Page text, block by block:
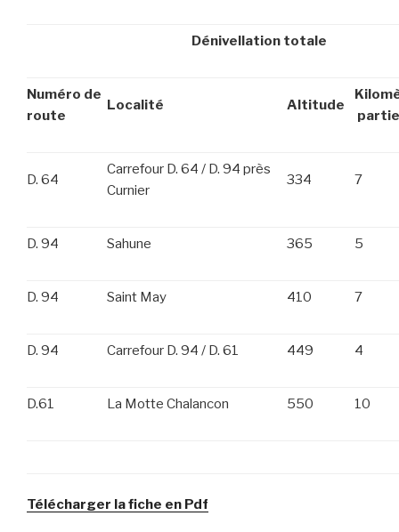
Dénivellation totale
Numéro de
route
Localité Altitude
D. 64
Carrefour D. 64 / D. 94 près
Curnier
334 7
D. 94 Sahune 365 5
D. 94 Saint May 410 7
D. 94 Carrefour D. 94 / D. 61 449 4
D.61 La Motte Chalancon 550 10
Télécharger la fiche en Pdf